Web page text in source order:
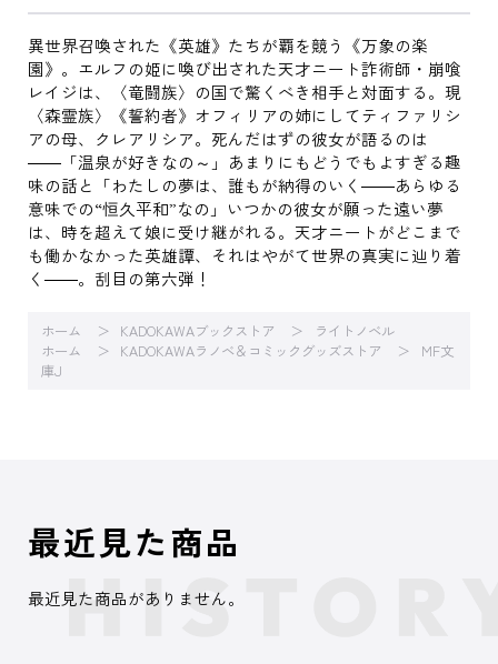
異世界召喚された《英雄》たちが覇を競う《万象の楽
園》。エルフの姫に喚び出された天才ニート詐術師・崩喰
レイジは、〈竜闘族〉の国で驚くべき相手と対面する。現
〈森霊族〉《誓約者》オフィリアの姉にしてティファリシ
アの母、クレアリシア。死んだはずの彼女が語るのは
――「温泉が好きなの～」あまりにもどうでもよすぎる趣
味の話と「わたしの夢は、誰もが納得のいく――あらゆる
意味での“恒久平和”なの」いつかの彼女が願った遠い夢
は、時を超えて娘に受け継がれる。天才ニートがどこまで
も働かなかった英雄譚、それはやがて世界の真実に辿り着
く――。刮目の第六弾！
ホーム KADOKAWAブックストア
ライトノベル
ホーム
KADOKAWAラノベ＆コミックグッズストア
MF文
庫J
最近見た商品
最近見た商品がありません。